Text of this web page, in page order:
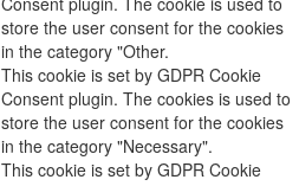
store the user consent for the cookies
in the category "Other.
This cookie is set by GDPR Cookie
Consent plugin. The cookies is used to
store the user consent for the cookies
in the category "Necessary".
This cookie is set by GDPR Cookie